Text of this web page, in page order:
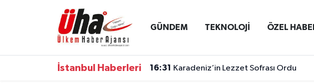
GÜNDEM TEKNOLOJİ ÖZEL
İstanbul Haberleri 16:31 Karadeniz’in Lezzet Sofrası Ordu
İstanbul Nöbetçi Eczaneler
İstanbul Hava Durumu